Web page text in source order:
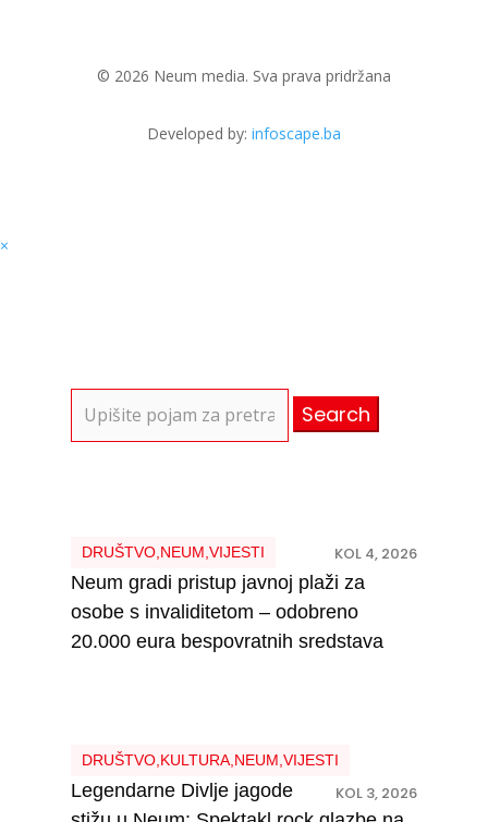
© 2026 Neum media. Sva prava pridržana
Developed by: infoscape.ba
×
for:
DRUŠTVO, NEUM VIJESTI KOL 4, 2026
Neum gradi pristup javnoj plaži za
osobe s invaliditetom – odobreno
20.000 eura bespovratnih sredstava
DRUŠTVO, KULTURA, NEUM VIJESTI
KOL 3, 2026
Legendarne Divlje jagode